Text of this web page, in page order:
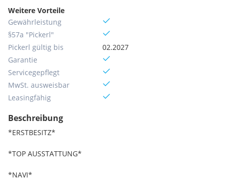
Weitere Vorteile
Gewährleistung
§57a "Pickerl"
Pickerl gültig bis
02.2027
Garantie
Servicegepflegt
MwSt. ausweisbar
Leasingfähig
Beschreibung
*ERSTBESITZ*
*TOP AUSSTATTUNG*
*NAVI*